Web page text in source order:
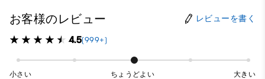
お客様のレビュー レビューを書く
4.5(999+)
小さい ちょうどよい 大きい